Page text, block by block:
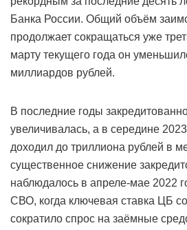
Банка России. Общий объём
продолжает сокращаться уже
марту текущего года он
миллиардов рублей.
В последние годы
увеличивалась, а в середине 2023
доходил до триллиона рублей в
существенное снижение
наблюдалось в апреле-мае 2022
СВО, когда ключевая ставка ЦБ
сократило спрос на заёмные